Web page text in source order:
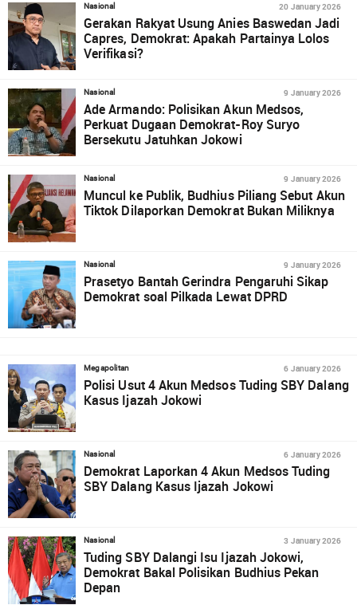
Nasional 20 January 2026
Gerakan Rakyat Usung Anies Baswedan Jadi
Capres, Demokrat: Apakah Partainya Lolos
Verifikasi?
Nasional 9 January 2026
Ade Armando: Polisikan Akun Medsos,
Perkuat Dugaan Demokrat-Roy Suryo
Bersekutu Jatuhkan Jokowi
Nasional 9 January 2026
Muncul ke Publik, Budhius Piliang Sebut Akun
Tiktok Dilaporkan Demokrat Bukan Miliknya
Nasional 9 January 2026
Prasetyo Bantah Gerindra Pengaruhi Sikap
Demokrat soal Pilkada Lewat DPRD
Megapolitan 6 January 2026
Polisi Usut 4 Akun Medsos Tuding SBY Dalang
Kasus Ijazah Jokowi
Nasional 6 January 2026
Demokrat Laporkan 4 Akun Medsos Tuding
SBY Dalang Kasus Ijazah Jokowi
Nasional 3 January 2026
Tuding SBY Dalangi Isu Ijazah Jokowi,
Demokrat Bakal Polisikan Budhius Pekan
Depan